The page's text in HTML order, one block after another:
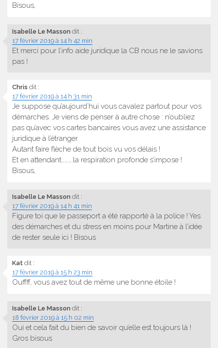
Bisous,
Isabelle Le Masson dit :
17 février 2019 à 14 h 42 min
Et merci pour l’info aide juridique la CB nous ne le savions
pas !
Chris dit :
17 février 2019 à 14 h 31 min
Je suppose qu’aujourd’hui vous cavalez partout pour vos
démarches. Je viens de penser à autre chose : n’oubliez
pas qu’avec vos cartes bancaires vous avez une assistance
juridique à l’étranger.
Autant faire flèche de tout bois vu vos délais !
Et en attendant……….la respiration profonde s’impose !
Bisous,
Isabelle Le Masson dit :
17 février 2019 à 14 h 41 min
Figure toi que le passeport a été rapporté à la police ! Yes
des démarches et du stress en moins pour Martine à l’idée
de rester seule ici ! Bisous
Kat dit :
17 février 2019 à 15 h 23 min
Ouffff, vous avez tout de même une bonne étoile !
Isabelle Le Masson dit :
18 février 2019 à 15 h 02 min
Oui et cela fait du bien de savoir qu’elle est toujours là !
Gros bisous